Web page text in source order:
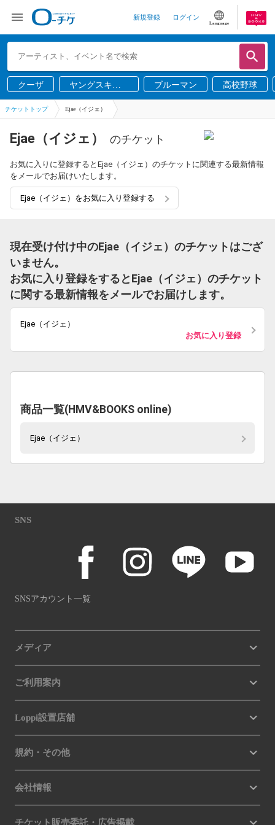
新規登録 ログイン
Language
クーザ
ヤングスキニ
ー
ブルーマン 高校野球
チケットトップ Ejae（イジェ）
Ejae（イジェ） のチケット
お気に入りに登録するとEjae（イジェ）のチケットに関連する最新情報
をメールでお届けいたします。
Ejae（イジェ）をお気に入り登録する
現在受け付け中のEjae（イジェ）のチケットはござ
いません。
お気に入り登録をするとEjae（イジェ）のチケット
に関する最新情報をメールでお届けします。
Ejae（イジェ）
お気に入り登録
商品一覧(HMV&BOOKS online)
Ejae（イジェ）
SNS
SNSアカウント一覧
メディア
ご利用案内
Loppi設置店舗
規約・その他
会社情報
チケット販売委託・広告掲載